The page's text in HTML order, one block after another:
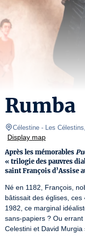
Rumba
Célestine - Les
Display map
Après les mémorables
« trilogie des pauvres
saint François d’Assise
Né en 1182, François,
bâtissait des églises, ces
1982, ce marginal
sans-papiers ? Ou
Celestini et David